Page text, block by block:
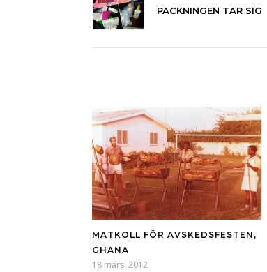
PACKNINGEN TAR SIG
MATKOLL FÖR AVSKEDSFESTEN,
GHANA
18 mars, 2012